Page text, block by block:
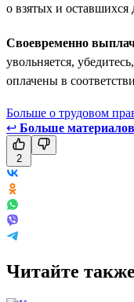
о взятых и
Своевременно
увольняется,
оплачены в
Больше о трудовом
↩ Больше
2
Читайте также